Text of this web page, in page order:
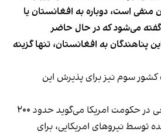
منفی است، دوباره به افغانستان یا
می‌شود که در حال حاضر
پناهندگان به افغانستان، تنها گزینه
کشور سوم نیز برای پذیرش این
سی‌ان‌ان به نقل از منابعی در حکومت امریکا می‌گوید حدود ۲۰۰
توسط نیروهای امریکایی، برای